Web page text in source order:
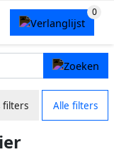
filters Alle filters